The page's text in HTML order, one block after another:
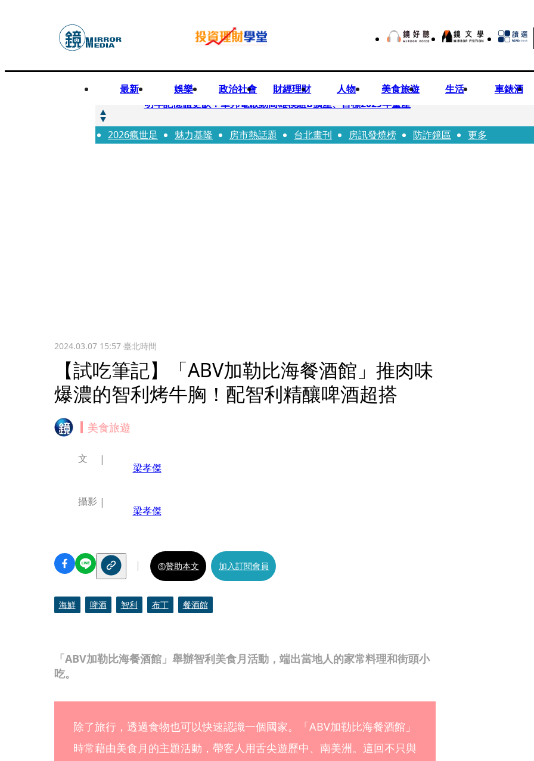
最新 娛樂 政治社會 財經理財 人物 美食旅遊 生活 車錶酒
快訊
明年記憶體更缺！華邦電啟動高雄模組B擴產、目標2029年量產
快訊
5566小刀爆離婚台玻千金！14年豪門婚碎原因曝 岳母徐莉玲風暴意外揭家族祕辛
2026瘋世足 魅力基隆 房市熱話題 台北畫刊 房訊發燒榜 防詐鏡區 更多
2024.03.07 15:57臺北時間
【試吃筆記】「ABV加勒比海餐酒館」推肉味
爆濃的智利烤牛胸！配智利精釀啤酒超搭
美食旅遊
「ABV加勒比海餐酒館」舉辦智利美食月活動，端出當地人的家常料理和街頭小
吃。
文
梁孝傑
攝影
梁孝傑
贊助本文 加入訂閱會員
海鮮 啤酒 智利 布丁 餐酒館
除了旅行，透過食物也可以快速認識一個國家。「ABV加勒比海餐酒館」
時常藉由美食月的主題活動，帶客人用舌尖遊歷中、南美洲。這回不只與